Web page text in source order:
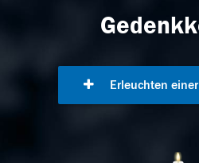
Erleuchten